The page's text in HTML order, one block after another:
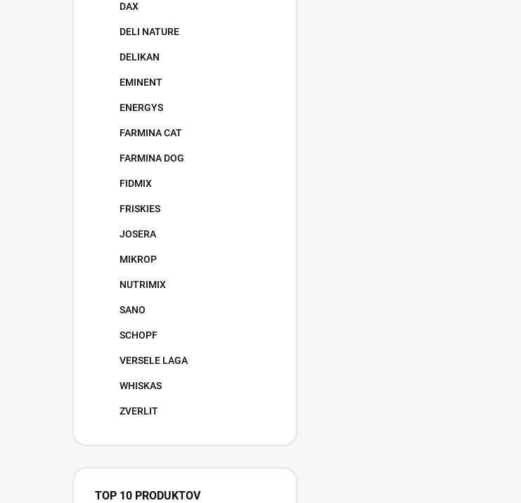
DAX
DELI NATURE
DELIKAN
EMINENT
ENERGYS
FARMINA CAT
FARMINA DOG
FIDMIX
FRISKIES
JOSERA
MIKROP
NUTRIMIX
SANO
SCHOPF
VERSELE LAGA
WHISKAS
ZVERLIT
TOP 10 PRODUKTOV